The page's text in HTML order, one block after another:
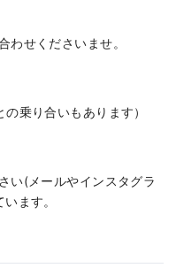
わせくださいませ。
乗り合いもあります）
い(メールやインスタグラ
ます。